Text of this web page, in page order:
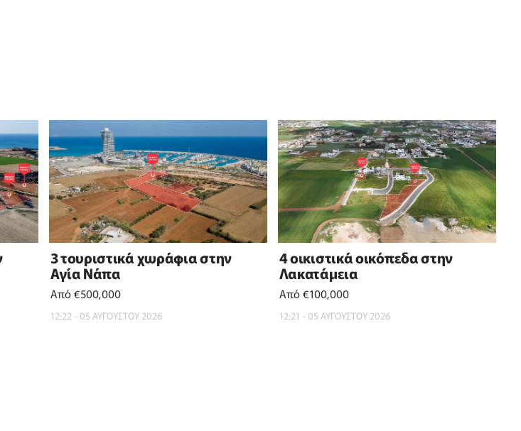
3 τουριστικά χωράφια στην
Αγία Νάπα
Από €500,000
12:22 - 05 ΑΥΓΟΥΣΤΟΥ 2026
4 οικιστικά οικόπεδα στην
Λακατάμεια
Από €100,000
12:21 - 05 ΑΥΓΟΥΣΤΟΥ 2026